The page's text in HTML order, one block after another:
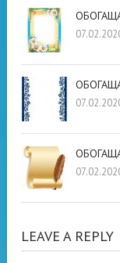
LEAVE A REPLY